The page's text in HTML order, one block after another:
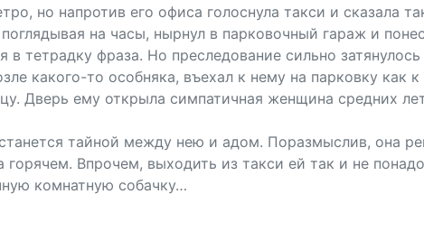
но напротив его офиса голоснула такси и сказала
на часы, нырнул в парковочный гараж и
тетрадку фраза. Но преследование сильно
какого-то особняка, въехал к нему на парковку как
Дверь ему открыла симпатичная женщина средних
тайной между нею и адом. Поразмыслив, она
Впрочем, выходить из такси ей так и не
комнатную собачку…